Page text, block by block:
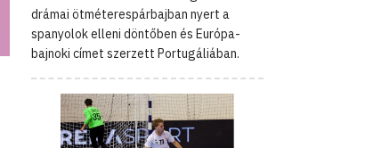
drámai ötméterespárbajban nyert a
spanyolok elleni döntőben és Európa-
bajnoki címet szerzett Portugáliában.